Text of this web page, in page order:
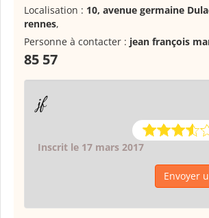
Localisation : 10, avenue germaine
rennes,
Personne à contacter : jean françois
85 57
jf
Inscrit le 17 mars 2017
Envoyer